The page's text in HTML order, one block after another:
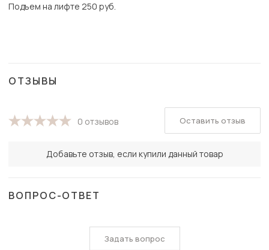
Подъем на лифте 250 руб.
ОТЗЫВЫ
0 отзывов
Добавьте отзыв, если купили данный товар
Оставить отзыв
ВОПРОС-ОТВЕТ
Задать вопрос